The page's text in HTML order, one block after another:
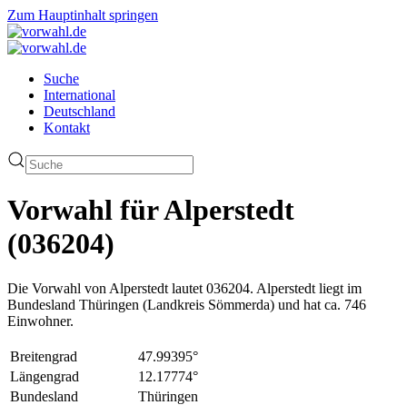
Zum Hauptinhalt springen
Suche
International
Deutschland
Kontakt
Vorwahl für Alperstedt
(036204)
Die Vorwahl von Alperstedt lautet 036204. Alperstedt liegt im
Bundesland Thüringen (Landkreis Sömmerda) und hat ca. 746
Einwohner.
Breitengrad
47.99395°
Längengrad
12.17774°
Bundesland
Thüringen